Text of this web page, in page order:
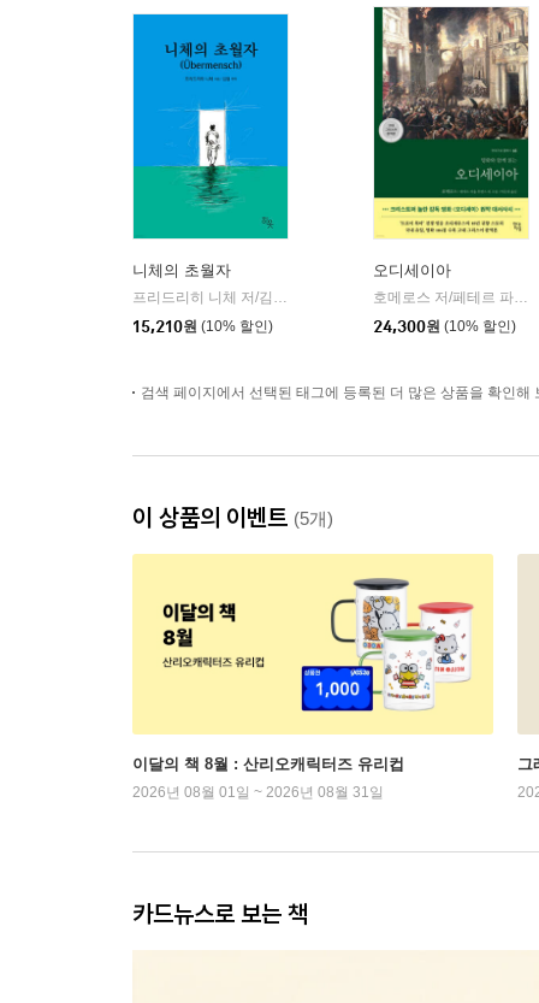
니체의 초월자
프리드리히 니체 저/김철 편역
15,210원 (10% 할인)
오디세이아
호메로스 저/페테르 파울 루벤스 그림/박문재 역
24,300원 (10% 할인)
검색 페이지에서 선택된 태그에 등록된 더 많은 상품을 확인해
이 상품의 이벤트 (5개)
이달의 책 8월 : 산리오캐릭터즈 유리컵
2026년 08월 01일 ~ 2026년 08월 31일
그
카드뉴스로 보는 책